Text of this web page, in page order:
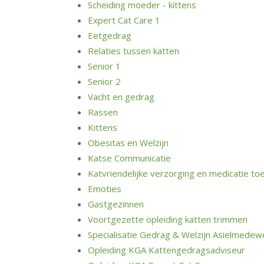
Scheiding moeder - kittens
Expert Cat Care 1
Eetgedrag
Relaties tussen katten
Senior 1
Senior 2
Vacht en gedrag
Rassen
Kittens
Obesitas en Welzijn
Katse Communicatie
Katvriendelijke verzorging en medicatie
Emoties
Gastgezinnen
Voortgezette opleiding katten trimmen
Specialisatie Gedrag & Welzijn
Opleiding KGA Kattengedragsadviseur